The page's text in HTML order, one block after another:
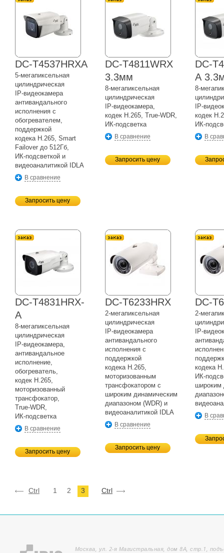
DC-T4537HRXA
5-мегапиксельная
цилиндрическая
IP-видеокамера
антивандального
исполнения с
обогревателем,
поддержкой
кодека H.265, Smart
Failover до 512Гб,
ИК-подсветкой и
видеоаналитикой IDLA
В сравнение
Запросить цену
DC-T4811WRX
3.3мм
8-мегапиксельная
цилиндрическая
IP-видеокамера,
кодек H.265, True-WDR,
ИК-подсветка
В сравнение
Запросить цену
DC-
А
8-
IP-
кодек
ИК-
В
DC-T4831HRX-
A
8-мегапиксельная
цилиндрическая
IP-видеокамера,
антивандальное
исполнение,
обогреватель,
кодек H.265,
моторизованный
трансфокатор,
True-WDR,
ИК-подсветка
В сравнение
Запросить цену
DC-T6233HRX
2-мегапиксельная
цилиндрическая
IP-видеокамера
антивандального
исполнения с
поддержкой
кодека H.265,
моторизованным
трансфокатором с
широким динамическим
диапазоном (WDR) и
видеоаналитикой IDLA
В сравнение
Запросить цену
DC-
2-
IP-
кодека
ИК-
широким
В
Ctrl 1 2 3 Ctrl
Москва, ул. 2-я Магистральная, дом 8А, стр.1,